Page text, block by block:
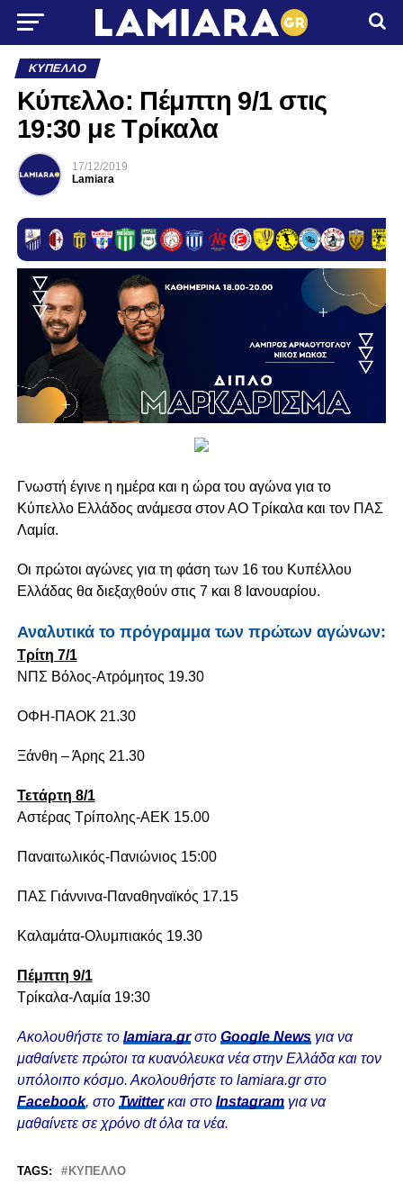
ΚΎΠΕΛΛΟ
Κύπελλο: Πέμπτη 9/1 στις
19:30 με Τρίκαλα
17/12/2019
Lamiara
Γνωστή έγινε η ημέρα και η ώρα του αγώνα για το
Κύπελλο Ελλάδος ανάμεσα στον ΑΟ Τρίκαλα και τον ΠΑΣ
Λαμία.
Οι πρώτοι αγώνες για τη φάση των 16 του Κυπέλλου
Ελλάδας θα διεξαχθούν στις 7 και 8 Ιανουαρίου.
Αναλυτικά το πρόγραμμα των πρώτων αγώνων:
Τρίτη 7/1
ΝΠΣ Βόλος-Ατρόμητος 19.30
ΟΦΗ-ΠΑΟΚ 21.30
Ξάνθη – Άρης 21.30
Τετάρτη 8/1
Αστέρας Τρίπολης-ΑΕΚ 15.00
Παναιτωλικός-Πανιώνιος 15:00
ΠΑΣ Γιάννινα-Παναθηναϊκός 17.15
Καλαμάτα-Ολυμπιακός 19.30
Πέμπτη 9/1
Τρίκαλα-Λαμία 19:30
Ακολουθήστε το lamiara.grστο Google Newsγια να
μαθαίνετε πρώτοι τα κυανόλευκα νέα στην Ελλάδα και τον
υπόλοιπο κόσμο. Ακολουθήστε το lamiara.gr στο
Facebook, στο Twitterκαι στο Instagram για να
μαθαίνετε σε χρόνο dt όλα τα νέα.
TAGS: ΚΎΠΕΛΛΟ